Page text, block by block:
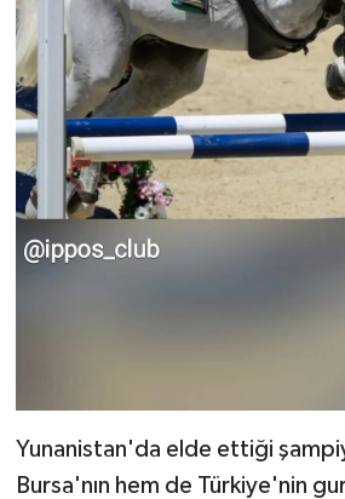
Yunanistan'da elde ettiği
Bursa'nın hem de Türkiye'nin